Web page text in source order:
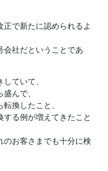
正で新たに認められるよ
会社だということであ
ていて、
んで、
換したこと、
る例が増えてきたこと
のお客さまでも十分に検